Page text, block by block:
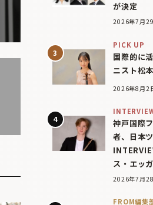
が決定
2026年7月
PICK UP
国際的に
ニスト松
2026年8月2
神戸国際
者、日本
ス・エッ
2026年7月
FROM編集